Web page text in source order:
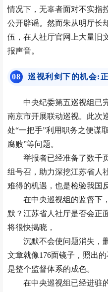
情况下，无辜者面对不实指
公开辟谣。然而朱从明厅长
伍，在人社厅官网上大量旧
报声音。
08 巡视利剑下的机会:
中央纪委第五巡视组已
南京市开展联动巡视。此次
处“一把手”利用职务之便谋
腐败”等问题。
举报者已经准备了数千
组号召，助力深挖江苏省人
难得的机遇，也是检验我国
在中央巡视组的监督下
默？江苏省人社厅是否会正
将很快揭晓，
沉默不会使问题消失，
文章就像176面镜子，照出
是整个监督体系的成色。
在中央巡视组已经进驻